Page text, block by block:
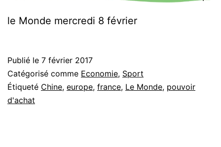
le Monde mercredi 8 février
Publié le 7 février 2017
Catégorisé comme Economie, Sport
Étiqueté Chine, europe, france, Le Monde, pouvoir
d'achat